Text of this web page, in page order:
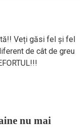
Veți găsi fel și fel
de cât de greu
nu mai